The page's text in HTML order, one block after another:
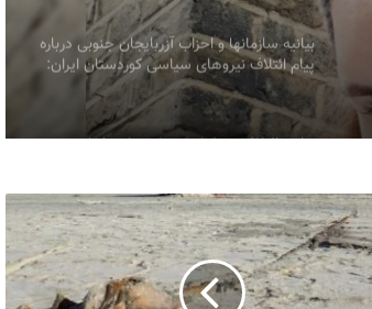
بیانیه سازمانها و احزاب آزربایجان جنوبی درباره
پیام ائتلاف نیروهای سیاسی کوردستان ایران:
خطاب به ملل تحت ستم در ایران، ملت کورد
و تمامی نیروهای دمکراسی‌خواه
بیانیه ائتلاف دموکراتیک ملت‌ها در ایران به
بیانیه شورای همکاری سازمان‌های آذربایجان
جنوبی درباره محکومیت حمله تجاوزکارانه رژیم
جمهوری اسلامی ایران به جمهوری آذربایجان